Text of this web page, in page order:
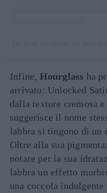
Infine, Hourglass ha
arrivato: Unlocked
dalla texture cremosa
suggerisce il nome
labbra si tingono di un
Oltre alla sua
notare per la sua
labbra un effetto
una coccola indulgente